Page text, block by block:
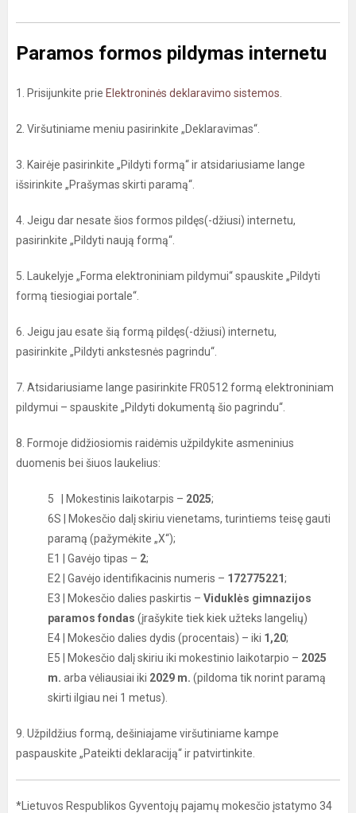
Paramos formos pildymas internetu
1. Prisijunkite prie Elektroninės deklaravimo sistemos
2. Viršutiniame meniu pasirinkite „Deklaravimas“.
3. Kairėje pasirinkite „Pildyti formą“ ir atsidariusiame lange
išsirinkite „Prašymas skirti paramą“.
4. Jeigu dar nesate šios formos pildęs(-džiusi) internetu,
pasirinkite „Pildyti naują formą“.
5. Laukelyje „Forma elektroniniam pildymui“ spauskite „Pildyti
formą tiesiogiai portale“.
6. Jeigu jau esate šią formą pildęs(-džiusi) internetu,
pasirinkite „Pildyti ankstesnės pagrindu“.
7. Atsidariusiame lange pasirinkite FR0512 formą elektroniniam
pildymui – spauskite „Pildyti dokumentą šio pagrindu“.
8. Formoje didžiosiomis raidėmis užpildykite asmeninius
duomenis bei šiuos laukelius:
5 | Mokestinis laikotarpis – 2025;
6S | Mokesčio dalį skiriu vienetams, turintiems teisę gauti
paramą (pažymėkite „X“);
E1 | Gavėjo tipas – 2;
E2 | Gavėjo identifikacinis numeris – 172775221;
E3 | Mokesčio dalies paskirtis – Viduklės gimnazijos
paramos fondas (įrašykite tiek kiek užteks langelių)
E4 | Mokesčio dalies dydis (procentais) – iki 1,20;
E5 | Mokesčio dalį skiriu iki mokestinio laikotarpio – 2025
m. arba vėliausiai iki 2029 m. (pildoma tik norint paramą
skirti ilgiau nei 1 metus).
9. Užpildžius formą, dešiniajame viršutiniame kampe
paspauskite „Pateikti deklaraciją“ ir patvirtinkite.
*Lietuvos Respublikos Gyventojų pajamų mokesčio įstatymo 34